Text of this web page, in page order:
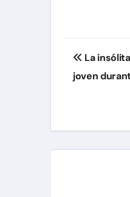
de
La
joven